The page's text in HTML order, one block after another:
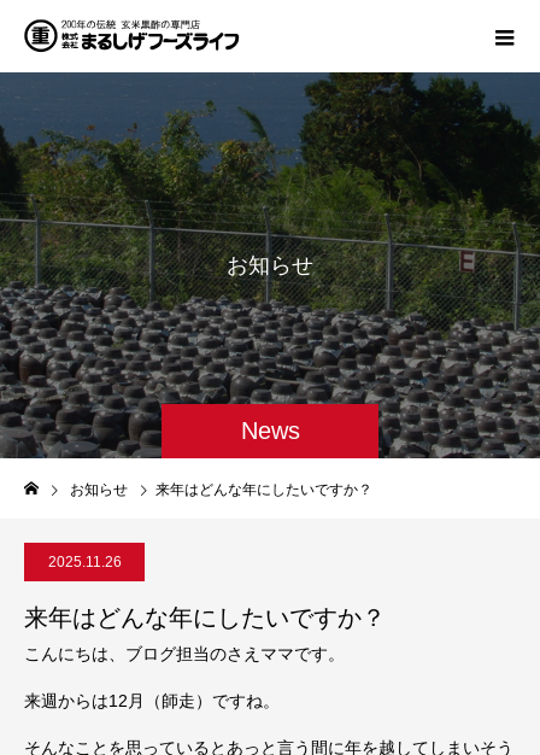
News
お知らせ
お知らせ 来年はどんな年にしたいですか？
2025.11.26
来年はどんな年にしたいですか？
こんにちは、ブログ担当のさえママです。
来週からは12月（師走）ですね。
そんなことを思っているとあっと言う間に年を越してしまいそう